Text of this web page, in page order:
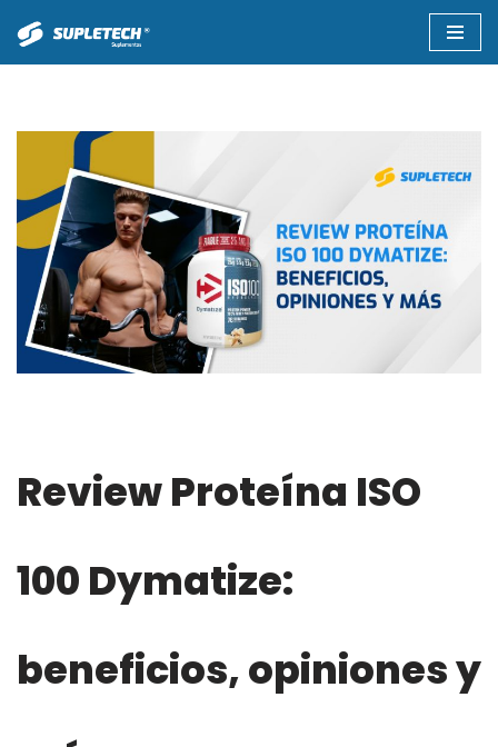
Saltar
Review Proteína ISO
100 Dymatize:
beneficios, opiniones y